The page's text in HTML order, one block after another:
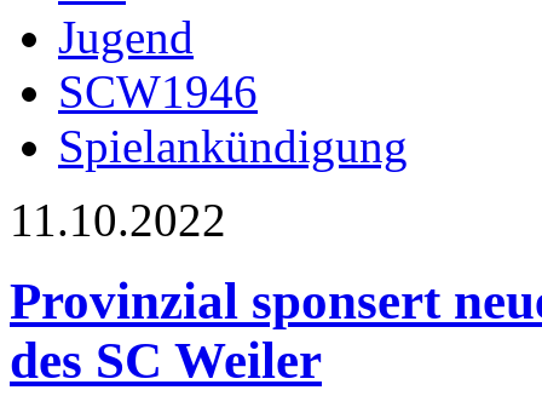
Jugend
SCW1946
Spielankündigung
11.10.2022
Provinzial sponsert
des SC Weiler